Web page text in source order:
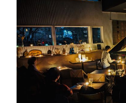
テーマ
ライブ・スケジュー